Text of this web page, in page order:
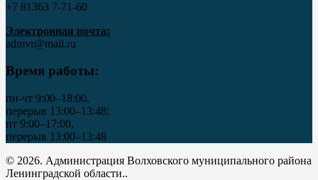
+7 81363 7‑71-60
Электронная почта:
admvr@mail.ru
Время работы:
пн-чт 9:00–18:00,
перерыв 13:00–13:48;
пт 9:00–17:00,
перерыв 13:00–13:48
© 2026. Администрация Волховского муниципального района
Ленинградской области..